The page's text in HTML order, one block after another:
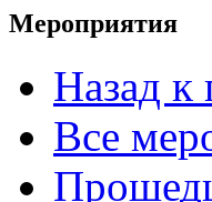
Мероприятия
Назад к
Все